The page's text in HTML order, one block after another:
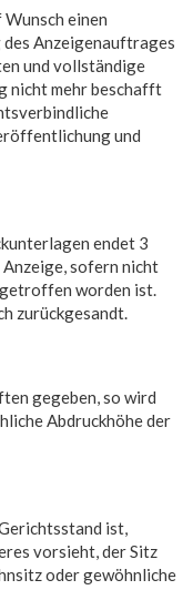
einen
des Anzeigenauftrages
und vollständige
nicht mehr beschafft
und
endet 3
sofern nicht
worden ist.
zurückgesandt.
gegeben, so wird
Abdruckhöhe der
ist,
vorsieht, der Sitz
oder gewöhnliche